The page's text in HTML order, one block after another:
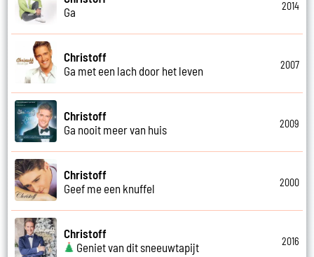
Ga
2014
Christoff
Ga met een lach door het leven
2007
Christoff
Ga nooit meer van huis
2009
Christoff
Geef me een knuffel
2000
Christoff
Geniet van dit sneeuwtapijt
2016